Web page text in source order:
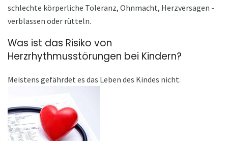
schlechte körperliche Toleranz, Ohnmacht, Herzversagen -
verblassen oder rütteln.
Was ist das Risiko von
Herzrhythmusstörungen bei Kindern?
Meistens gefährdet es das Leben des Kindes nicht.